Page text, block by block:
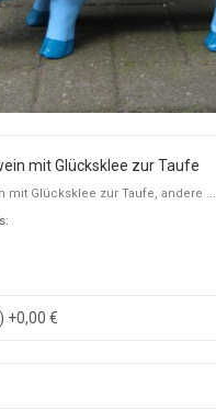
mit Glücksklee zur Taufe
mit Glücksklee zur Taufe, andere ...